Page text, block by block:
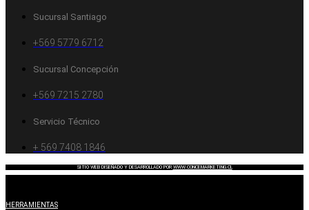
Sucursal Santiago
+569 5779 6712
Sucursal Concepción
+569 7215 2780
Servicio Técnico
+ 569 7408 1846
SITIO WEB DISEÑADO Y DESARROLLADO POR WWW.CONCEMARKETING.CL
HERRAMIENTAS